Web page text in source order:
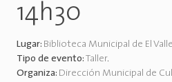
14h30
Lugar: Biblioteca Municipal de El Valle
Tipo de evento: Taller.
Organiza: Dirección Municipal de